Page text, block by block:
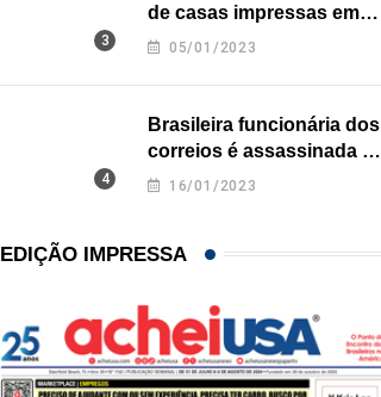
de casas impressas em
3D é inaugurado no Texas
05/01/2023
Brasileira funcionária dos
correios é assassinada a
facadas na Califórnia
16/01/2023
EDIÇÃO IMPRESSA